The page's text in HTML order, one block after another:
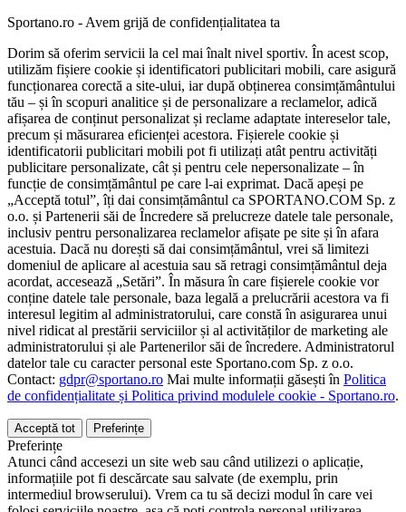
Sportano.ro - Avem grijă de confidențialitatea ta
Dorim să oferim servicii la cel mai înalt nivel sportiv. În acest scop,
utilizăm fișiere cookie și identificatori publicitari mobili, care asigură
funcționarea corectă a site-ului, iar după obținerea consimțământului
tău – și în scopuri analitice și de personalizare a reclamelor, adică
afișarea de conținut personalizat și reclame adaptate intereselor tale,
precum și măsurarea eficienței acestora. Fișierele cookie și
identificatorii publicitari mobili pot fi utilizați atât pentru activități
publicitare personalizate, cât și pentru cele nepersonalizate – în
funcție de consimțământul pe care l-ai exprimat. Dacă apeși pe
„Acceptă totul”, îți dai consimțământul ca SPORTANO.COM Sp. z
o.o. și Partenerii săi de Încredere să prelucreze datele tale personale,
inclusiv pentru personalizarea reclamelor afișate pe site și în afara
acestuia. Dacă nu dorești să dai consimțământul, vrei să limitezi
domeniul de aplicare al acestuia sau să retragi consimțământul deja
acordat, accesează „Setări”. În măsura în care fișierele cookie vor
conține datele tale personale, baza legală a prelucrării acestora va fi
interesul legitim al administratorului, care constă în asigurarea unui
nivel ridicat al prestării serviciilor și al activităților de marketing ale
administratorului și ale Partenerilor săi de încredere. Administratorul
datelor tale cu caracter personal este Sportano.com Sp. z o.o.
Contact: gdpr@sportano.ro Mai multe informații găsești în Politica
de confidențialitate și Politica privind modulele cookie - Sportano.ro.
Acceptă tot Preferințe
Preferințe
Atunci când accesezi un site web sau când utilizezi o aplicație,
informațiile pot fi descărcate sau salvate (de exemplu, prin
intermediul browserului). Vrem ca tu să decizi modul în care vei